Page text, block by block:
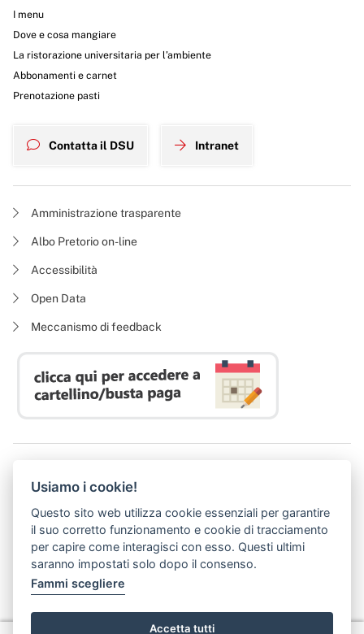
I menu
Dove e cosa mangiare
La ristorazione universitaria per l’ambiente
Abbonamenti e carnet
Prenotazione pasti
Contatta il DSU Intranet
Amministrazione trasparente
Albo Pretorio on-line
Accessibilità
Open Data
Meccanismo di feedback
P. I. 05913670484 | C. F. 94164020482
Domicilio digitale:
dsutoscana@postacert.toscana.it
(abilitato alla ricezione di soli messaggi di posta elettronica certificata)
Usiamo i cookie!
Questo sito web utilizza cookie essenziali per garantire
il suo corretto funzionamento e cookie di tracciamento
per capire come interagisci con esso. Questi ultimi
saranno impostati solo dopo il consenso.
Fammi scegliere
Accetta tutti